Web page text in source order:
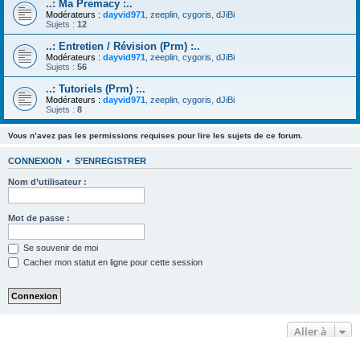
..: Ma Premacy :..
Modérateurs : dayvid971 zeeplin cygoris dJiBi
Sujets : 12
..: Entretien / Révision (Prm) :..
Modérateurs : dayvid971 zeeplin cygoris dJiBi
Sujets : 56
..: Tutoriels (Prm) :..
Modérateurs : dayvid971 zeeplin cygoris dJiBi
Sujets : 8
Vous n’avez pas les permissions requises pour lire les sujets de ce forum.
CONNEXION • S’ENREGISTRER
Nom d’utilisateur :
Mot de passe :
Se souvenir de moi
Cacher mon statut en ligne pour cette session
Aller à